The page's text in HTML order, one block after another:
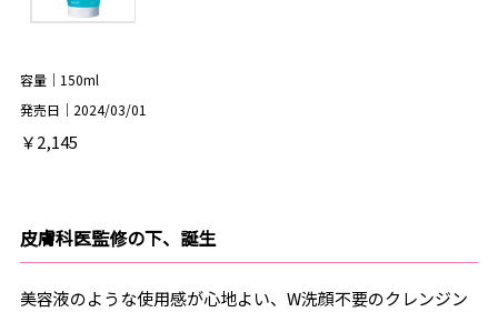
容量｜150ml
発売日｜2024/03/01
￥2,145
皮膚科医監修の下、誕生
美容液のような使用感が心地よい、W洗顔不要のクレンジン